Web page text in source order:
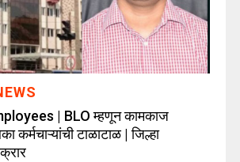
| BLO म्हणून कामकाज
कर्मचाऱ्यांची टाळाटाळ | जिल्हा